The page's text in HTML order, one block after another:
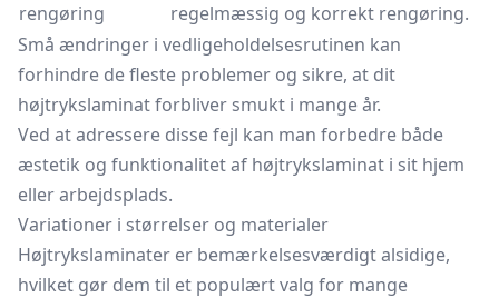
rengøring
regelmæssig og korrekt rengøring.
Små ændringer i vedligeholdelsesrutinen kan
forhindre de fleste problemer og sikre, at dit
højtrykslaminat forbliver smukt i mange år.
Ved at adressere disse fejl kan man forbedre både
æstetik og funktionalitet af højtrykslaminat i sit hjem
eller arbejdsplads.
Variationer i størrelser og materialer
Højtrykslaminater er bemærkelsesværdigt alsidige,
hvilket gør dem til et populært valg for mange